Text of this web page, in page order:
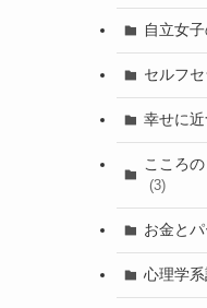
自立女
セルフ
幸せに
こころ
(3)
お金と
心理学